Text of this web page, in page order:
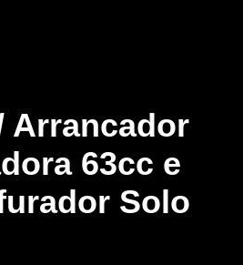
Arrancador
63cc e
Solo